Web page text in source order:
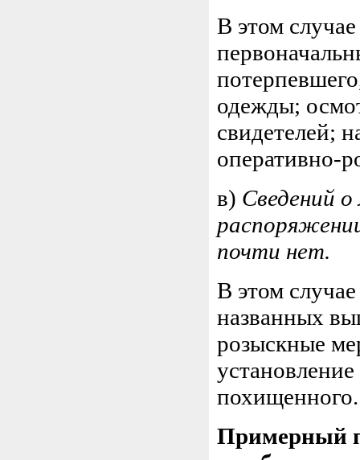
В этом
одежды;
свидетелей;
оперативно-
в) Сведений
почти нет.
В этом
названных
розыскные
похищенного.
Примерный